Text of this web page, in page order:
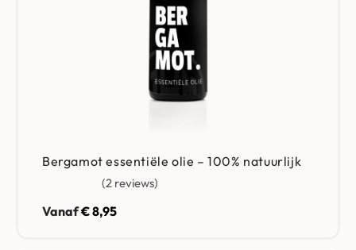
Bergamot essentiële olie – 100% natuurlijk
2 reviews
Vanaf€8,95